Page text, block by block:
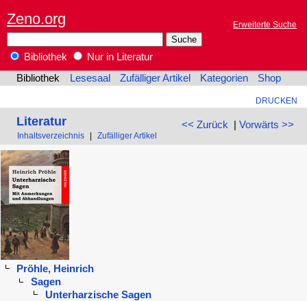
Zeno.org Erweiterte Suche
Bibliothek
Nur in Literatur
Bibliothek
Lesesaal Zufälliger Artikel Kategorien Shop
DRUCKEN
<< Zurück | Vorwärts >>
Literatur
Inhaltsverzeichnis Zufälliger Artikel
Pröhle, Heinrich
Sagen
Unterharzische Sagen